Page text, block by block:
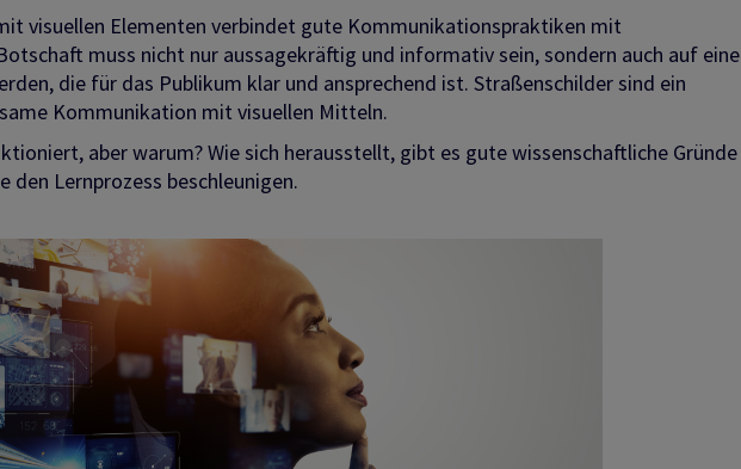
visuellen Elementen verbindet gute Kommunikationspraktiken mit
muss nicht nur aussagekräftig und informativ sein, sondern auch auf eine
die für das Publikum klar und ansprechend ist. Straßenschilder sind ein
Kommunikation mit visuellen Mitteln.
aber warum? Wie sich herausstellt, gibt es gute wissenschaftliche Gründe
den Lernprozess beschleunigen.